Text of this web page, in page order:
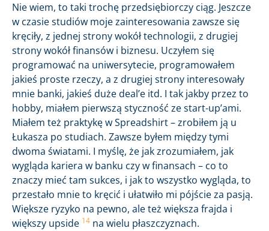
Nie wiem, to taki trochę przedsiębiorczy ciąg. Jeszcze
w czasie studiów moje zainteresowania zawsze się
kręciły, z jednej strony wokół technologii, z drugiej
strony wokół finansów i biznesu. Uczyłem się
programować na uniwersytecie, programowałem
jakieś proste rzeczy, a z drugiej strony interesowały
mnie banki, jakieś duże deal’e itd. I tak jakby przez to
hobby, miałem pierwszą styczność ze start-up’ami.
Miałem też praktykę w Spreadshirt – zrobiłem ją u
Łukasza po studiach. Zawsze byłem między tymi
dwoma światami. I myślę, że jak zrozumiałem, jak
wygląda kariera w banku czy w finansach – co to
znaczy mieć tam sukces, i jak to wszystko wygląda, to
przestało mnie to kręcić i ułatwiło mi pójście za pasją.
Większe ryzyko na pewno, ale też większa frajda i
większy upside 14 na wielu płaszczyznach.